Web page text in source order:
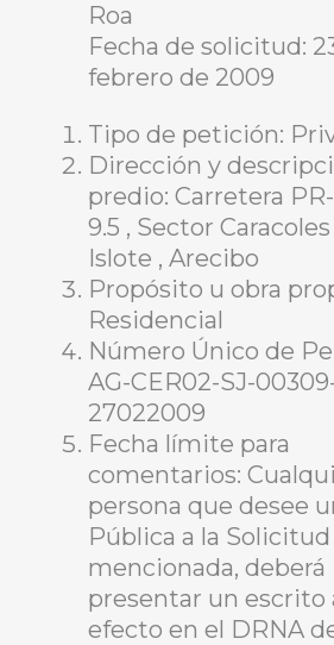
Roa
Fecha de solicitud:
febrero de 2009
Tipo de petición:
Dirección y
predio: Carretera
9.5 , Sector Caracoles
Islote , Arecibo
Propósito u obra
Residencial
Número Único de
AG-CER02-SJ-
27022009
Fecha límite para
comentarios:
persona que desee
Pública a la
mencionada, deberá
presentar un escrito
efecto en el DRNA